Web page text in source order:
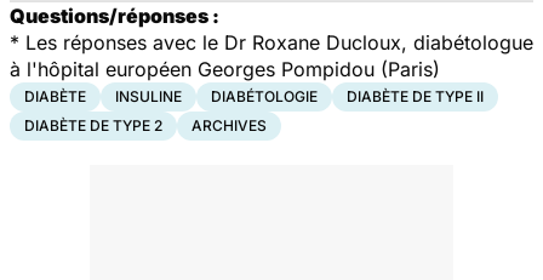
Questions/réponses :
* Les réponses avec le Dr Roxane Ducloux, diabétologue
à l'hôpital européen Georges Pompidou (Paris)
DIABÈTE INSULINE DIABÉTOLOGIE
DIABÈTE DE TYPE II
DIABÈTE DE TYPE 2
ARCHIVES